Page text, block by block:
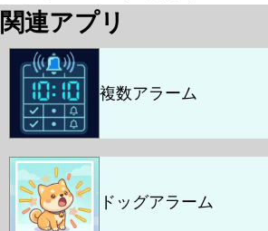
関連アプリ
複数アラーム
ドッグアラーム